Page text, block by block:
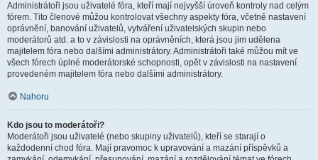
Administrátoři jsou uživatelé fóra, kteří mají nejvyšší úroveň kontroly nad celým
fórem. Tito členové můžou kontrolovat všechny aspekty fóra, včetně nastavení
oprávnění, banování uživatelů, vytváření uživatelských skupin nebo
moderátorů atd. a to v závislosti na oprávněních, která jsou jim udělena
majitelem fóra nebo dalšími administrátory. Administrátoři také můžou mít ve
všech fórech úplné moderátorské schopnosti, opět v závislosti na nastavení
provedeném majitelem fóra nebo dalšími administrátory.
Nahoru
Kdo jsou to moderátoři?
Moderátoři jsou uživatelé (nebo skupiny uživatelů), kteří se starají o
každodenní chod fóra. Mají pravomoc k upravování a mazání příspěvků a